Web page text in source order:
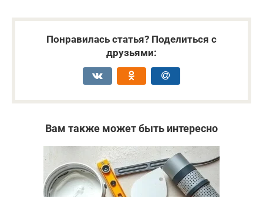
Понравилась статья? Поделиться с
друзьями:
Вам также может быть интересно